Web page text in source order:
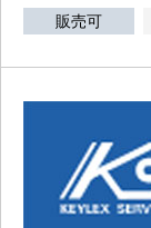
販売可